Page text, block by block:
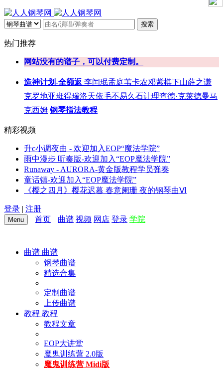
搜索
热门推荐
网站没有的谱子，可以付费定制。
造神计划-全额返 李闰珉孟庭苇卡农邓紫棋下山薛之谦
克罗地亚班得瑞洛天依毛不易久石让理查德·克莱德曼马
克西姆 钢琴指法教程
精彩视频
升c小调夜曲 - 欢迎加入EOP“魔法学院”
雨中漫步 听奏版-欢迎加入“EOP魔法学院”
Runaway - AURORA-黄金版教程学员弹奏
童话镇-欢迎加入“EOP魔法学院”
《樱之四月》樱花迟暮 春意阑珊 夜的钢琴曲Ⅵ
登录 | 注册
Menu 首页 曲谱 视频 网店 登录 学院
曲谱 曲谱
钢琴曲谱
精选合集
定制曲谱
上传曲谱
教程 教程
教程文章
EOP大讲堂
魔鬼训练营 2.0版
魔鬼训练营 Midi版